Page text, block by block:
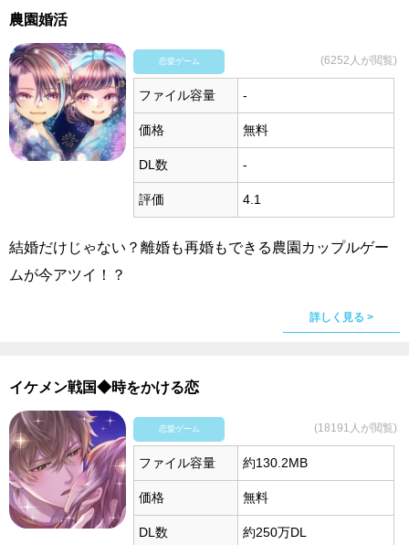
農園婚活
恋愛ゲーム (6252人が閲覧)
ファイル容量 -
価格 無料
DL数 -
評価 4.1
結婚だけじゃない？離婚も再婚もできる農園カップルゲー
ムが今アツイ！？
詳しく見る >
イケメン戦国◆時をかける恋
恋愛ゲーム (18191人が閲覧)
ファイル容量 約130.2MB
価格 無料
DL数 約250万DL